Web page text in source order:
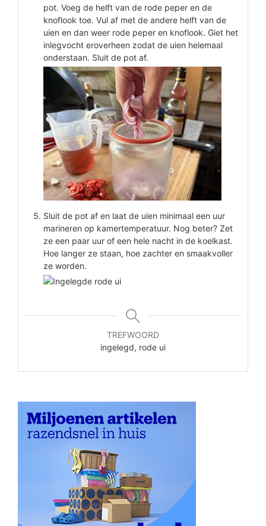
pot. Voeg de helft van de rode peper en de
knoflook toe. Vul af met de andere helft van de
uien en dan weer rode peper en knoflook. Giet het
inlegvocht eroverheen zodat de uien helemaal
onderstaan. Sluit de pot af.
Sluit de pot af en laat de uien minimaal een uur
marineren op kamertemperatuur. Nog beter? Zet
ze een paar uur of een hele nacht in de koelkast.
Hoe langer ze staan, hoe zachter en smaakvoller
ze worden.
TREFWOORD
ingelegd, rode ui